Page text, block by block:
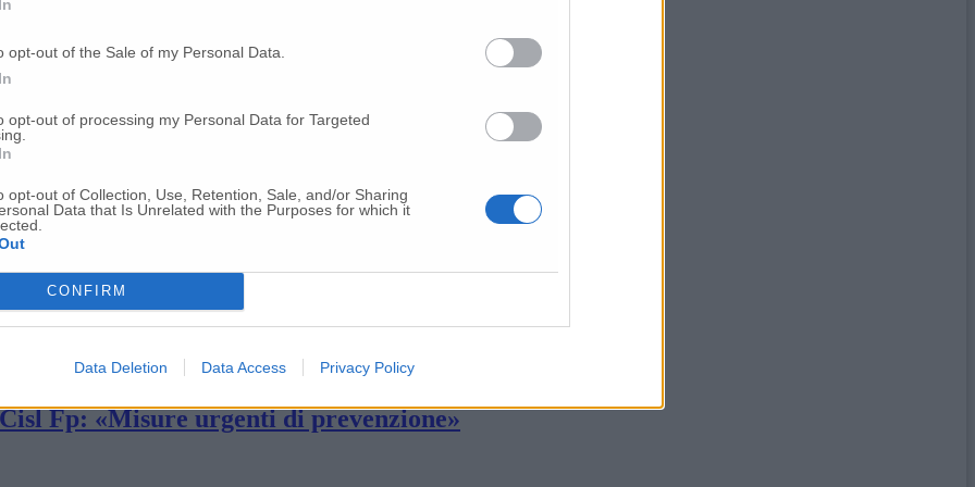
opt-out of the Sale of my Personal Data.
opt-out of processing my Personal Data for Targeted
opt-out of Collection, Use, Retention, Sale, and/or Sharing
Data that Is Unrelated with the Purposes for which it
CONFIRM
Data Deletion Data Access Privacy Policy
fino a metà marzo «Ufficialità tra poche ore»
al Sanzio
senza contatti ravvicinati»
è un 85enne di Ancona
distanza di sicurezza «Italiani rispettate le disposizioni»
Fp: «Misure urgenti di prevenzione»